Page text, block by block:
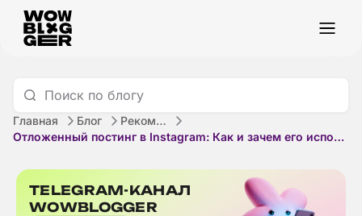
Главная Блог
Рекомендации
Отложенный постинг в Instagram: Как и зачем его использовать
TELEGRAM-КАНАЛ
WOWBLOGGER